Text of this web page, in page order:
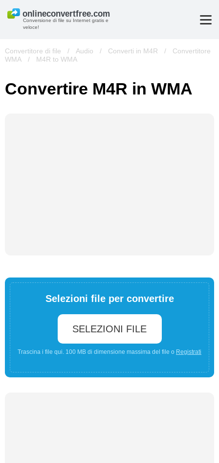
Conversione di file su Internet gratis e
veloce!
Convertitore di file / Audio / Converti in M4R /
Convertitore
WMA
/ M4R to WMA
Convertire M4R in WMA
Selezioni file per convertire
SELEZIONI FILE
Trascina i file qui. 100 MB di dimensione massima del file o Registrati